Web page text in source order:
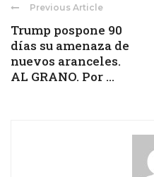
Previous Article
Trump pospone 90
días su amenaza de
nuevos aranceles.
AL GRANO. Por ...